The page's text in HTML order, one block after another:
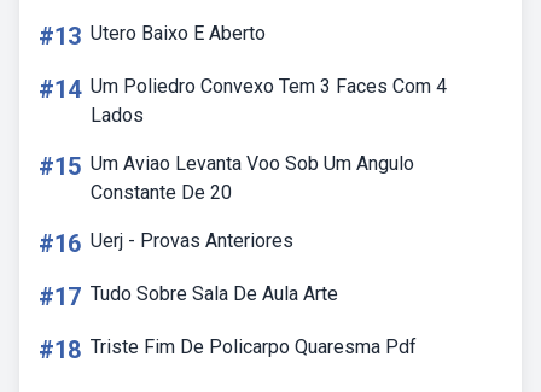
#13 Utero Baixo E Aberto
#14 Um Poliedro Convexo Tem 3 Faces Com 4
Lados
#15 Um Aviao Levanta Voo Sob Um Angulo
Constante De 20
#16 Uerj - Provas Anteriores
#17 Tudo Sobre Sala De Aula Arte
#18 Triste Fim De Policarpo Quaresma Pdf